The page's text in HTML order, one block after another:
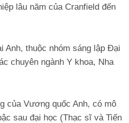
lâu năm của Cranfield đến
Anh, thuộc nhóm sáng lập Đại
chuyên ngành Y khoa, Nha
của Vương quốc Anh, có mô
sau đại học (Thạc sĩ và Tiến